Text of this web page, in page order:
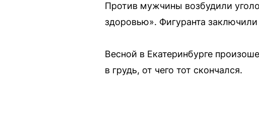
Против мужчины возбудили
здоровью». Фигуранта
Весной в Екатеринбурге
в грудь, от чего тот скончался.